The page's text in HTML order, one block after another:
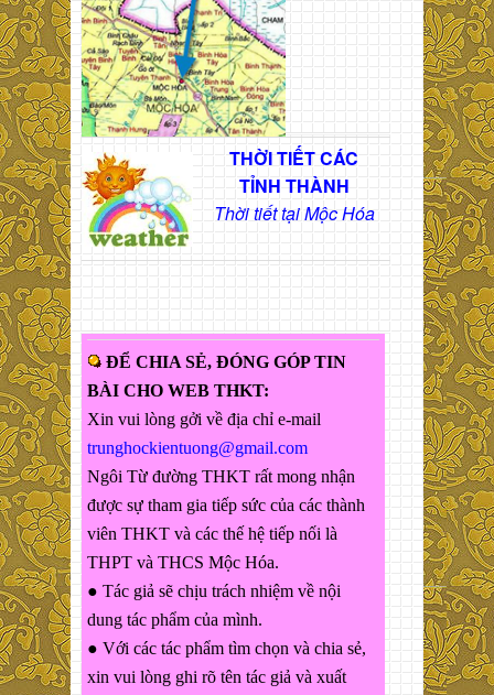
THỜI TIẾT CÁC
TỈNH THÀNH
Thời tiết tại Mộc Hóa
ĐỂ CHIA SẺ, ĐÓNG GÓP TIN
BÀI CHO WEB THKT:
Xin vui lòng gởi về địa chỉ e-mail
trunghockientuong@gmail.com
Ngôi Từ đường THKT rất mong nhận
được sự tham gia tiếp sức của các thành
viên THKT và các thế hệ tiếp nối là
THPT và THCS Mộc Hóa.
● Tác giả sẽ chịu trách nhiệm về nội
dung tác phẩm của mình.
● Với các tác phẩm tìm chọn và chia sẻ,
xin vui lòng ghi rõ tên tác giả và xuất